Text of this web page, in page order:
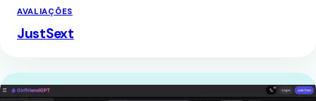
AVALIAÇÕES
JustSext